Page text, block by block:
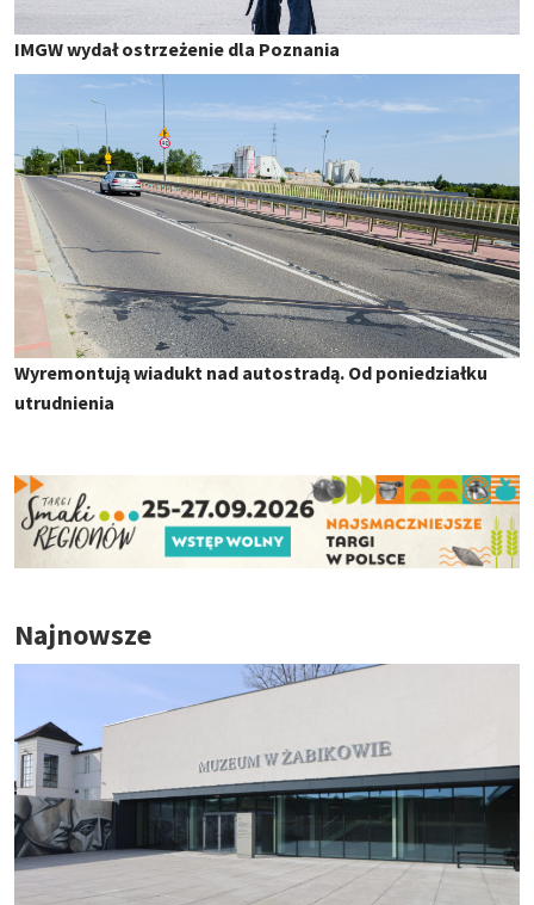
IMGW wydał ostrzeżenie dla Poznania
Wyremontują wiadukt nad autostradą. Od poniedziałku
utrudnienia
Najnowsze